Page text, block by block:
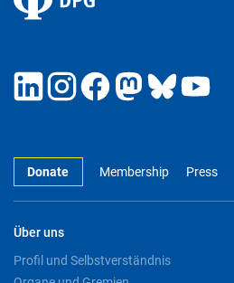
Donate Membership Press
Über uns
Profil und Selbstverständnis